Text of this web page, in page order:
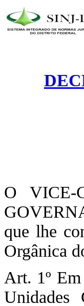
O VICE-
que lhe
Orgânica
Art. 1º
Unidades